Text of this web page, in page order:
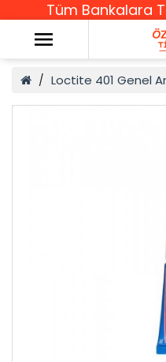
Tüm Bankalara
Loctite 401 Genel